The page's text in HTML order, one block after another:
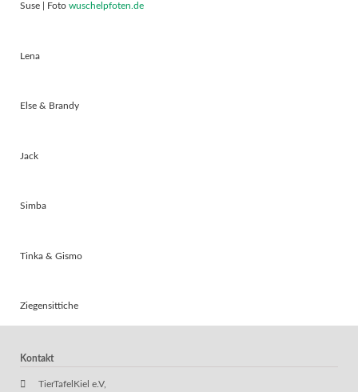
Suse | Foto wuschelpfoten.de
Lena
Else & Brandy
Jack
Simba
Tinka & Gismo
Ziegensittiche
Kontakt
TierTafelKiel e.V,